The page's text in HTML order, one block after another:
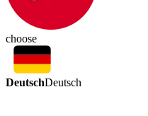
choose
DeutschDeutsch